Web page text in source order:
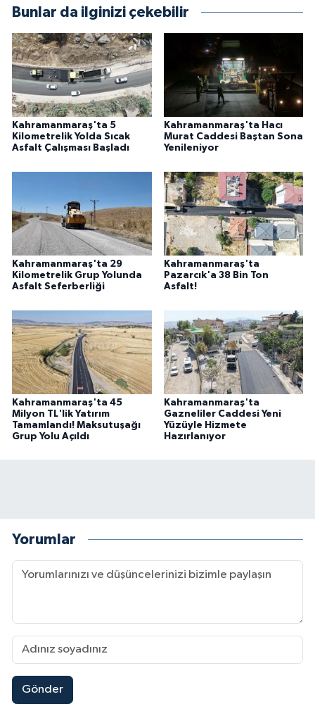
Bunlar da ilginizi çekebilir
Kahramanmaraş'ta 5
Kilometrelik Yolda Sıcak
Asfalt Çalışması Başladı
Kahramanmaraş'ta Hacı
Murat Caddesi Baştan Sona
Yenileniyor
Kahramanmaraş'ta 29
Kilometrelik Grup Yolunda
Asfalt Seferberliği
Kahramanmaraş'ta
Pazarcık'a 38 Bin Ton
Asfalt!
Kahramanmaraş'ta 45
Milyon TL'lik Yatırım
Tamamlandı! Maksutuşağı
Grup Yolu Açıldı
Kahramanmaraş'ta
Gazneliler Caddesi Yeni
Yüzüyle Hizmete
Hazırlanıyor
Yorumlar
Gönder
22:09 |Kahramanmaraş'ta Uluslararası Bisiklet